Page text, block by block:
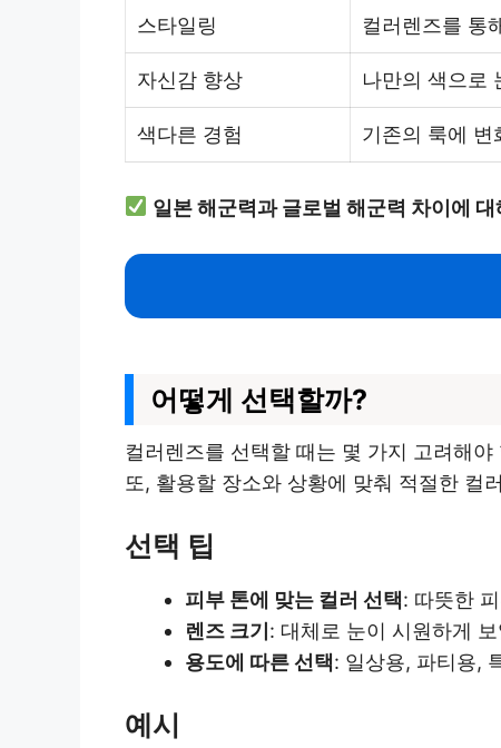
스타일링 컬러렌즈를 통
자신감 향상 나만의 색으로
색다른 경험 기존의 룩에 변
일본 해군력과 글로벌 해군력 차이에
어떻게 선택할까?
컬러렌즈를 선택할 때는 몇 가지 고려해
또, 활용할 장소와 상황에 맞춰 적절한 컬
선택 팁
피부 톤에 맞는 컬러 선택: 따뜻한
렌즈 크기: 대체로 눈이 시원하게
용도에 따른 선택: 일상용, 파티용,
예시